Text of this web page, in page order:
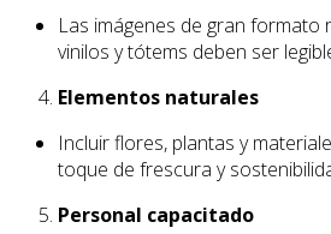
Las imágenes de gran formato
vinilos y tótems deben ser
Elementos naturales
Incluir flores, plantas y
toque de frescura y
Personal capacitado